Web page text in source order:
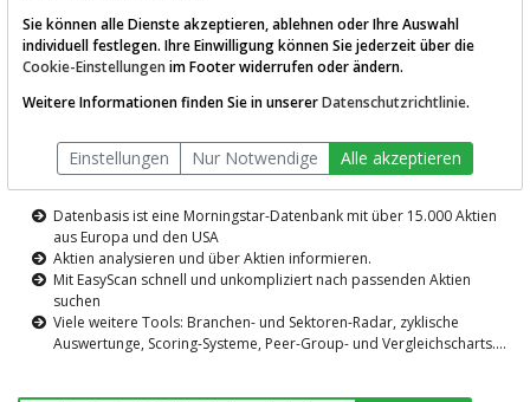
AKTIEN-TERMINAL
Die Aktienanalyse-Plattform von
TraderFox
Datenbasis ist eine Morningstar-Datenbank mit über 15.000 Aktien
aus Europa und den USA
Aktien analysieren und über Aktien informieren.
Mit EasyScan schnell und unkompliziert nach passenden Aktien
suchen
Viele weitere Tools: Branchen- und Sektoren-Radar, zyklische
Auswertunge, Scoring-Systeme, Peer-Group- und Vergleichscharts....
Sie können alle Dienste akzeptieren, ablehnen oder Ihre Auswahl
individuell festlegen. Ihre Einwilligung können Sie jederzeit über die
Cookie-Einstellungen im Footer widerrufen oder ändern.
Weitere Informationen finden Sie in unsererDatenschutzrichtlinie.
Einstellungen Nur Notwendige Alle akzeptieren